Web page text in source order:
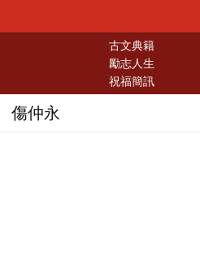
古文典籍
勵志人生
祝福簡訊
傷仲永